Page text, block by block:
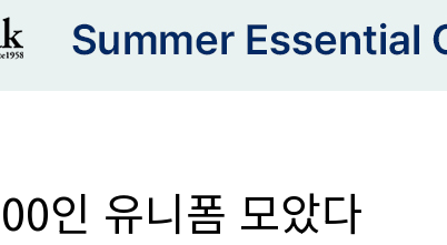
인 유니폼 모았다